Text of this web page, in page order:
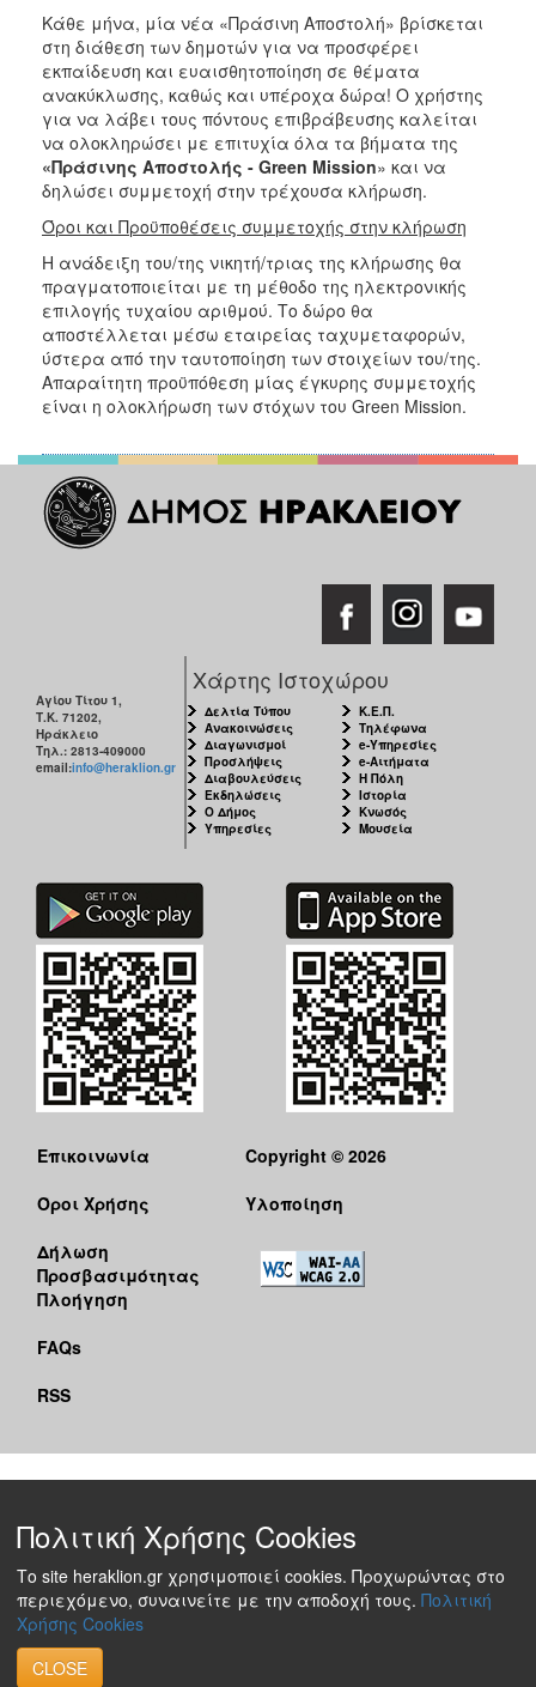
ΠΟΛΙΤΙΣΜΟΣ
ΑΝΘΕΚΤΙΚΗ
ΠΟΛΗ
Κάθε μήνα, μία νέα «Πράσινη Αποστολή» βρίσκεται
στη διάθεση των δημοτών για να προσφέρει
εκπαίδευση και ευαισθητοποίηση σε θέματα
ανακύκλωσης, καθώς και υπέροχα δώρα! Ο χρήστης
για να λάβει τους πόντους επιβράβευσης καλείται
να ολοκληρώσει με επιτυχία όλα τα βήματα της
«Πράσινης Αποστολής - Green Mission» και να
δηλώσει συμμετοχή στην τρέχουσα κλήρωση.
Όροι και Προϋποθέσεις συμμετοχής στην κλήρωση
Η ανάδειξη του/της νικητή/τριας της κλήρωσης θα
πραγματοποιείται με τη μέθοδο της ηλεκτρονικής
επιλογής τυχαίου αριθμού. Το δώρο θα
αποστέλλεται μέσω εταιρείας ταχυμεταφορών,
ύστερα από την ταυτοποίηση των στοιχείων του/της.
Απαραίτητη προϋπόθεση μίας έγκυρης συμμετοχής
είναι η ολοκλήρωση των στόχων του Green Mission.
Αγίου Τίτου 1,
Τ.Κ. 71202,
Ηράκλειο
Τηλ.: 2813-409000
email:info@heraklion.gr
Χάρτης Ιστοχώρου
Δελτία Τύπου
Ανακοινώσεις
Διαγωνισμοί
Προσλήψεις
Διαβουλεύσεις
Εκδηλώσεις
Ο Δήμος
Υπηρεσίες
Κ.Ε.Π.
Τηλέφωνα
e-Υπηρεσίες
e-Αιτήματα
Η Πόλη
Ιστορία
Κνωσός
Μουσεία
Επικοινωνία
Όροι Χρήσης
Δήλωση
Προσβασιμότητας
Πλοήγηση
FAQs
RSS
Copyright © 2026
Υλοποίηση
Πολιτική Χρήσης Cookies
Το site heraklion.gr χρησιμοποιεί cookies. Προχωρώντας στο
περιεχόμενο, συναινείτε με την αποδοχή τους. Πολιτική
Χρήσης Cookies
CLOSE